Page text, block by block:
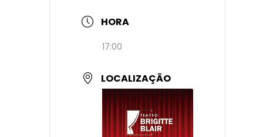
HORA
17:00
LOCALIZAÇÃO